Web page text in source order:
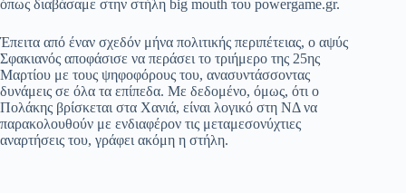
ok A
pp
a
m
ge
α
στ
εί
τε
όπως διαβάσαμε στην στήλη big mouth του powergame.gr.
Έπειτα από έναν σχεδόν μήνα πολιτικής περιπέτειας, ο αψύς
Σφακιανός αποφάσισε να περάσει το τριήμερο της 25ης
Μαρτίου με τους ψηφοφόρους του, ανασυντάσσοντας
δυνάμεις σε όλα τα επίπεδα. Με δεδομένο, όμως, ότι ο
Πολάκης βρίσκεται στα Χανιά, είναι λογικό στη ΝΔ να
παρακολουθούν με ενδιαφέρον τις μεταμεσονύχτιες
αναρτήσεις του, γράφει ακόμη η στήλη.